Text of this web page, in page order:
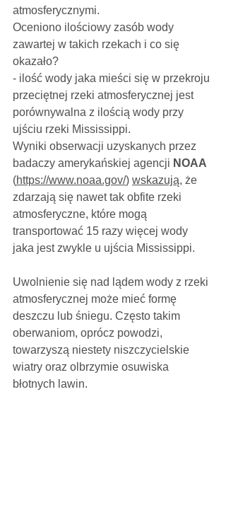
atmosferycznymi.
Oceniono ilościowy zasób wody
zawartej w takich rzekach i co się
okazało?
- ilość wody jaka mieści się w przekroju
przeciętnej rzeki atmosferycznej jest
porównywalna z ilością wody przy
ujściu rzeki Mississippi.
Wyniki obserwacji uzyskanych przez
badaczy amerykańskiej agencji NOAA
(https://www.noaa.gov/) wskazują, że
zdarzają się nawet tak obfite rzeki
atmosferyczne, które mogą
transportować 15 razy więcej wody
jaka jest zwykle u ujścia Mississippi.
Uwolnienie się nad lądem wody z rzeki
atmosferycznej może mieć formę
deszczu lub śniegu. Często takim
oberwaniom, oprócz powodzi,
towarzyszą niestety niszczycielskie
wiatry oraz olbrzymie osuwiska
błotnych lawin.